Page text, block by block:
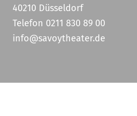
40210 Düsseldorf
Telefon 0211 830 89 00
info@savoytheater.de